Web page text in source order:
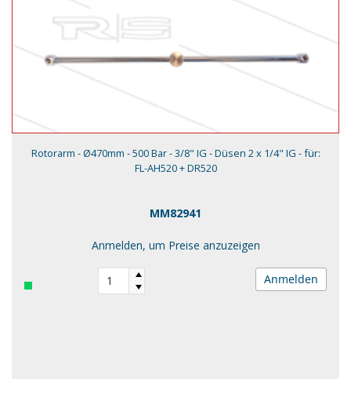
Rotorarm - Ø470mm - 500 Bar - 3/8" IG - Düsen 2 x 1/4" IG - für:
FL-AH520 + DR520
MM82941
Anmelden, um Preise anzuzeigen
Anmelden